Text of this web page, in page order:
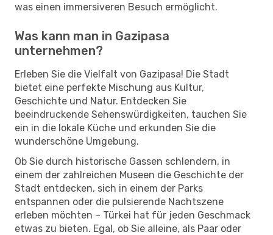
was einen immersiveren Besuch ermöglicht.
Was kann man in Gazipasa
unternehmen?
Erleben Sie die Vielfalt von Gazipasa! Die Stadt
bietet eine perfekte Mischung aus Kultur,
Geschichte und Natur. Entdecken Sie
beeindruckende Sehenswürdigkeiten, tauchen Sie
ein in die lokale Küche und erkunden Sie die
wunderschöne Umgebung.
Ob Sie durch historische Gassen schlendern, in
einem der zahlreichen Museen die Geschichte der
Stadt entdecken, sich in einem der Parks
entspannen oder die pulsierende Nachtszene
erleben möchten – Türkei hat für jeden Geschmack
etwas zu bieten. Egal, ob Sie alleine, als Paar oder